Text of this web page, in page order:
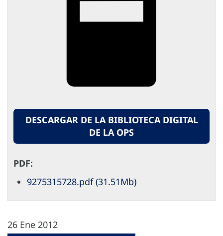
DESCARGAR DE LA BIBLIOTECA DIGITAL
DE LA OPS
PDF:
9275315728.pdf (31.51Mb)
26 Ene 2012